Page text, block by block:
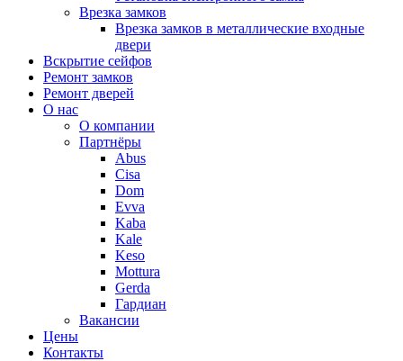
Врезка замков
Врезка замков в металлические входные
двери
Вскрытие сейфов
Ремонт замков
Ремонт дверей
О нас
О компании
Партнёры
Abus
Cisa
Dom
Evva
Kaba
Kale
Keso
Mottura
Gerda
Гардиан
Вакансии
Цены
Контакты